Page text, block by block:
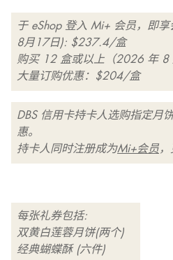
于 eShop 登入 Mi+ 会员，即
8月17日): $237.4/盒
购买 12 盒或以上（2026 年 8
大量订购优惠：$204/盒
DBS 信用卡持卡人选购指定月
惠。
持卡人同时注册成为Mi+会员
每张礼券包括:
双黄白莲蓉月饼(两个)
经典蝴蝶酥 (六件)